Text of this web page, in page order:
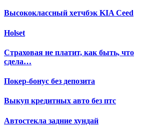
Высококлассный хетчбэк KIA Ceed
Holset
Страховая не платит, как быть, что
сдела…
Покер-бонус без депозита
Выкуп кредитных авто без птс
Автостекла задние хундай